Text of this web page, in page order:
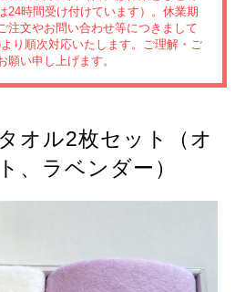
24時間受け付けています）。休業期
注文やお問い合わせ等につきまして
り順次対応いたします。ご理解・ご
願い申し上げます。
オル2枚セット（オ
、ラベンダー）